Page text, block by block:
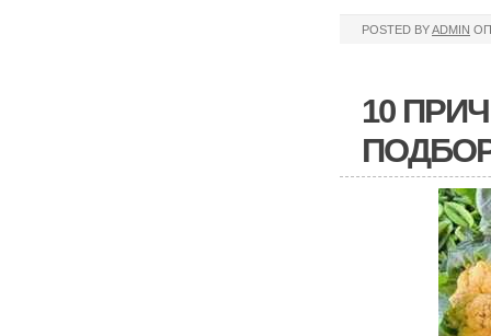
POSTED BYADMIN
10